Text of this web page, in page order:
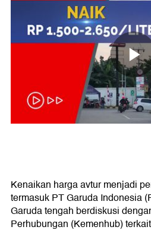
Kenaikan harga avtur menjadi
termasuk PT Garuda Indonesia
Garuda tengah berdiskusi
Perhubungan (Kemenhub)